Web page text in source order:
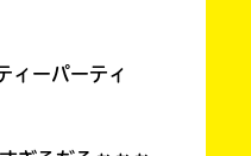
ィーパーティ